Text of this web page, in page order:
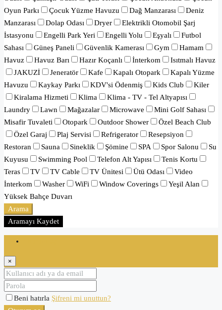
Oyun Parkı
Çocuk Yüzme Havuzu Dağ Manzarası
Deniz
Manzarası
Dolap Odası Dryer
Elektrikli Otomobil Şarj
İstasyonu
Engelli Park Yeri Engelli Yolu Eşyalı
Futbol
Sahası
Güneş Paneli Güvenlik Kamerası Gym
Hamam
Havuz
Havuz Barı Hazır Koçanlı İnterkom
Isıtmalı Havuz
JAKUZİ
Jeneratör Kafe Kapalı Otopark
Kapalı Yüzme
Havuzu
Kaykay Parkı KDV'si Ödenmiş Kids Club
Kiler
Kiralama Hizmeti
Klima
Klima - TV - Tel Altyapısı
Laundry
Lawn Mağazalar Microwave
Mini Golf Sahası
Misafir Tuvaleti
Otopark Outdoor Shower
Özel Beach Club
Özel Garaj
Plaj Servisi Refrigerator
Resepsiyon
Restoran
Sauna Sineklik Şömine SPA Spor Salonu
Su
Kuyusu
Swimming Pool Telefon Alt Yapısı
Tenis Kortu
Teras
TV TV Cable TV Ünitesi Ütü Odası
Video
İnterkom
Washer WiFi Window Coverings
Yeşil Alan
Yüksek Bahçe Duvarı
Arama
Aramayı Kaydet
×
Beni hatırla Şifreni mi unuttun?